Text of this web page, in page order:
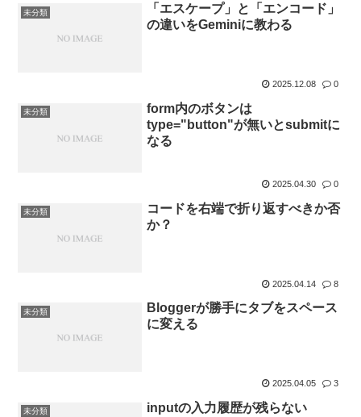
未分類
「エスケープ」と「エンコード」
の違いをGeminiに教わる
2025.12.08 0
未分類
form内のボタンは
type="button"が無いとsubmitに
なる
2025.04.30 0
未分類
コードを右端で折り返すべきか否
か？
2025.04.14 8
未分類
Bloggerが勝手にタブをスペース
に変える
2025.04.05 3
未分類 inputの入力履歴が残らない